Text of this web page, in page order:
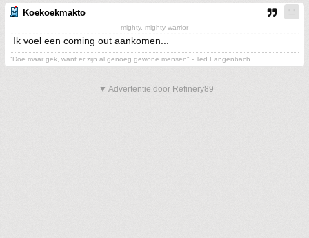
Koekoekmakto
mighty, mighty warrior
Ik voel een coming out aankomen...
"Doe maar gek, want er zijn al genoeg gewone mensen" - Ted Langenbach
▼ Advertentie door Refinery89